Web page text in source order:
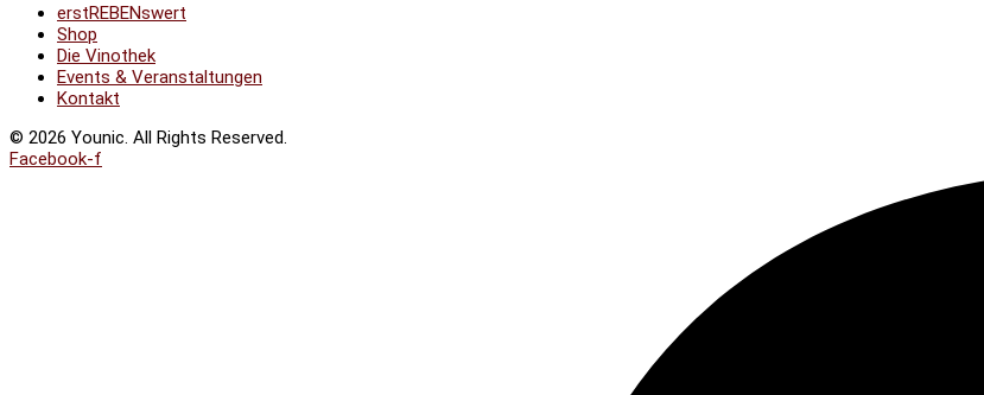
erstREBENswert
Shop
Die Vinothek
Events & Veranstaltungen
Kontakt
© 2026 Younic. All Rights Reserved.
Facebook-f